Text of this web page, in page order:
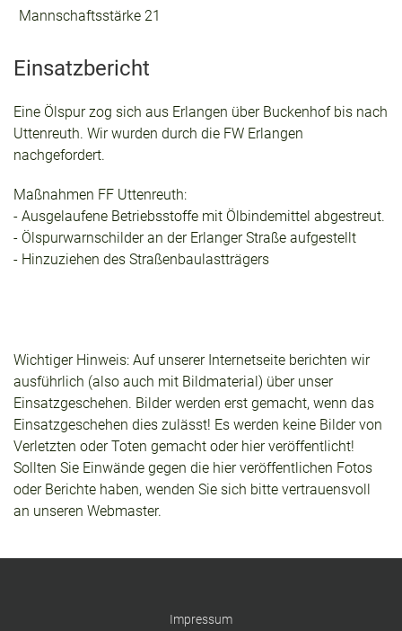
Mannschaftsstärke 21
Einsatzbericht
Eine Ölspur zog sich aus Erlangen über Buckenhof bis nach
Uttenreuth. Wir wurden durch die FW Erlangen
nachgefordert.
Maßnahmen FF Uttenreuth:
- Ausgelaufene Betriebsstoffe mit Ölbindemittel abgestreut.
- Ölspurwarnschilder an der Erlanger Straße aufgestellt
- Hinzuziehen des Straßenbaulastträgers
Wichtiger Hinweis: Auf unserer Internetseite berichten wir
ausführlich (also auch mit Bildmaterial) über unser
Einsatzgeschehen. Bilder werden erst gemacht, wenn das
Einsatzgeschehen dies zulässt! Es werden keine Bilder von
Verletzten oder Toten gemacht oder hier veröffentlicht!
Sollten Sie Einwände gegen die hier veröffentlichen Fotos
oder Berichte haben, wenden Sie sich bitte vertrauensvoll
an unseren Webmaster.
Impressum